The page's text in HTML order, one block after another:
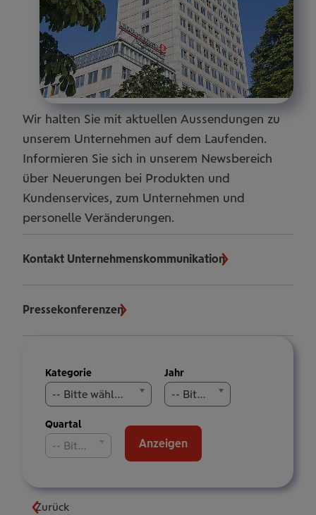
Wir halten Sie mit aktuellen Aussendungen zu
unserem Unternehmen auf dem Laufenden.
Informieren Sie sich in unserem Newsbereich
über Neuerungen bei Produkten und
Kundenservices, zum Unternehmen und
personelle Veränderungen.
Kontakt Unternehmenskommunikation
Pressekonferenzen
Meldungen
filtern
Kategorie
-- Bitte wählen Sie aus --
Jahr
-- Bitte wählen Sie aus --
Quartal
-- Bitte wählen Sie aus --
Anzeigen
Zurück